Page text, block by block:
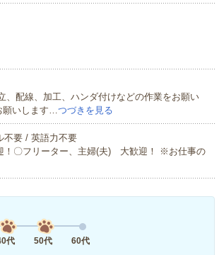
、配線、加工、ハンダ付けなどの作業をお願い
願いします…つづきを見る
不要 / 英語力不要
！〇フリーター、主婦(夫) 大歓迎！ ※お仕事の
代 50代 60代